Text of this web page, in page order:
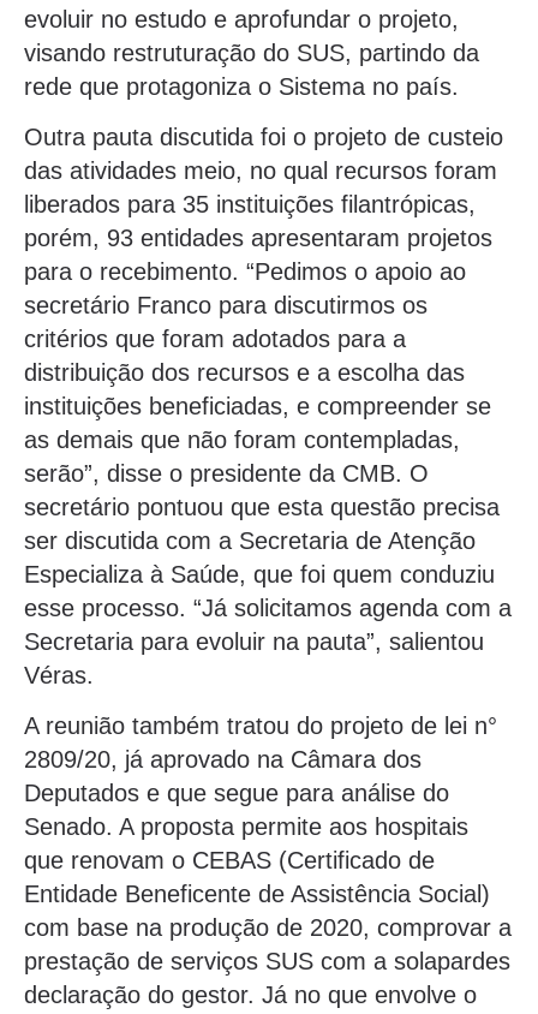
evoluir no estudo e aprofundar o projeto,
visando restruturação do SUS, partindo da
rede que protagoniza o Sistema no país.
Outra pauta discutida foi o projeto de custeio
das atividades meio, no qual recursos foram
liberados para 35 instituições filantrópicas,
porém, 93 entidades apresentaram projetos
para o recebimento. “Pedimos o apoio ao
secretário Franco para discutirmos os
critérios que foram adotados para a
distribuição dos recursos e a escolha das
instituições beneficiadas, e compreender se
as demais que não foram contempladas,
serão”, disse o presidente da CMB. O
secretário pontuou que esta questão precisa
ser discutida com a Secretaria de Atenção
Especializa à Saúde, que foi quem conduziu
esse processo. “Já solicitamos agenda com a
Secretaria para evoluir na pauta”, salientou
Véras.
A reunião também tratou do projeto de lei n°
2809/20, já aprovado na Câmara dos
Deputados e que segue para análise do
Senado. A proposta permite aos hospitais
que renovam o CEBAS (Certificado de
Entidade Beneficente de Assistência Social)
com base na produção de 2020, comprovar a
prestação de serviços SUS com a solapardes
declaração do gestor. Já no que envolve o